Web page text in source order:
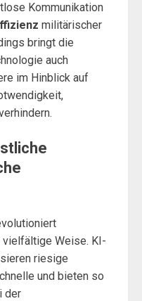
Kommunikation
militärischer
bringt die
auch
im Hinblick auf
Weise. KI-
riesige
und bieten so
der